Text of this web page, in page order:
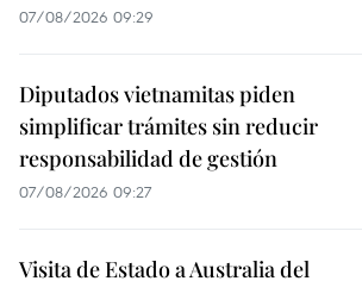
07/08/2026 09:29
Diputados vietnamitas piden
simplificar trámites sin reducir
responsabilidad de gestión
07/08/2026 09:27
Visita de Estado a Australia del